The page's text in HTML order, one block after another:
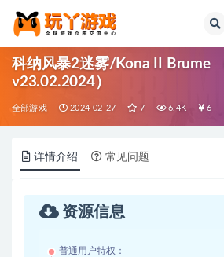
科纳风暴2迷雾/Kona II Brume
v23.02.2024）
全部游戏 2024-02-27 7 6.4K 6
详情介绍 常见问题
资源信息
普通用户特权：